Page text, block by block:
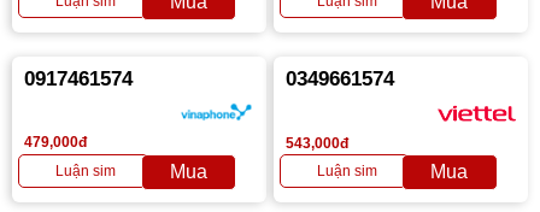
0917461574
479,000đ
0349661574
543,000đ